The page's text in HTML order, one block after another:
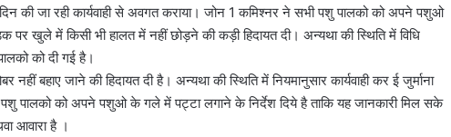
की जा रही कार्यवाही से अवगत कराया। जोन 1 कमिश्नर ने सभी पशु पालको को अपने पशुओ
खुले में किसी भी हालत में नहीं छोड़ने की कड़ी हिदायत दी। अन्यथा की स्थिति में विधि
को दी गई है।
बहाए जाने की हिदायत दी है। अन्यथा की स्थिति में नियमानुसार कार्यवाही कर ई जुर्माना
पालको को अपने पशुओ के गले में प‌ट्टा लगाने के निर्देश दिये है ताकि यह जानकारी मिल सके
आवारा है ।